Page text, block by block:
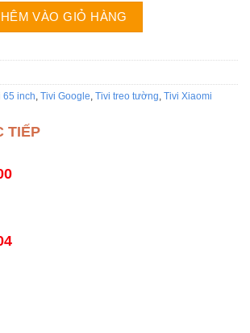
ASEA | 65 inch 4K Google số lượng
VÀO GIỎ HÀNG
65 inch, Tivi Google, Tivi treo tường, Tivi Xiaomi
TIẾP